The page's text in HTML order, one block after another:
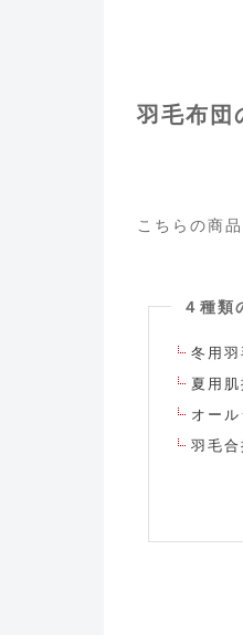
羽毛布団
こちらの商品
４種類
冬用羽
夏用
オー
羽毛